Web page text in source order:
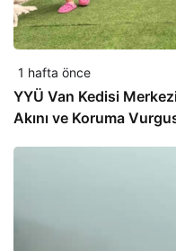
1 hafta önce
YYÜ Van Kedisi
Akını ve Koruma